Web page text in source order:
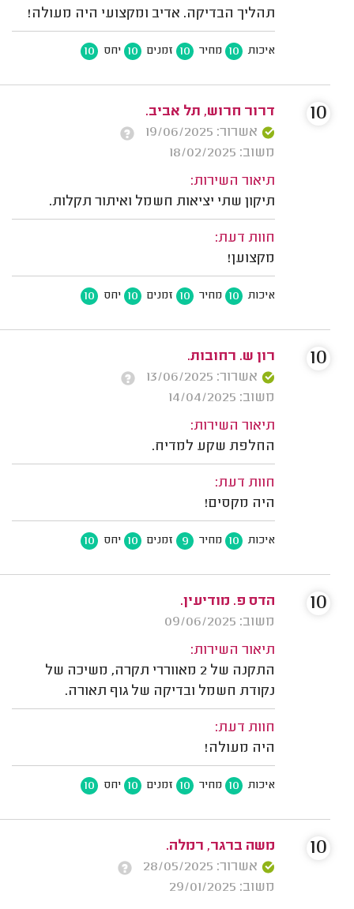
תהליך הבדיקה. אדיב ומקצועי היה מעולה!
איכות 10 מחיר 10 זמנים 10 יחס 10
דרור חרוש, תל אביב.
אשרור: 19/06/2025
משוב: 18/02/2025
תיאור השירות:
תיקון שתי יציאות חשמל ואיתור תקלות.
חוות דעת:
מקצוען!
איכות 10 מחיר 10 זמנים 10 יחס 10
10
רון ש. רחובות.
אשרור: 13/06/2025
משוב: 14/04/2025
תיאור השירות:
החלפת שקע למדיח.
חוות דעת:
היה מקסים!
איכות 10 מחיר 9 זמנים 10 יחס 10
10
הדס פ. מודיעין.
משוב: 09/06/2025
תיאור השירות:
התקנה של 2 מאווררי תקרה, משיכה של
נקודת חשמל ובדיקה של גוף תאורה.
חוות דעת:
היה מעולה!
איכות 10 מחיר 10 זמנים 10 יחס 10
10
משה ברגר, רמלה.
אשרור: 28/05/2025
משוב: 29/01/2025
10